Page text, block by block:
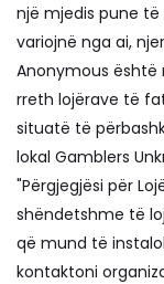
një mjedis pune
variojnë nga ai,
Anonymous është
rreth lojërave të
situatë të
lokal Gamblers
"Përgjegjësi për
shëndetshme të
që mund të
kontaktoni